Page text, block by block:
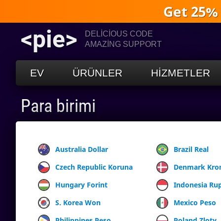
Get
<pie>
DELICIOUS CODE
AMAZING SUPPORT
EV ÜRÜNLER HIZMETLER
Para birimi
Australia Dollar Brazil Real
Czech Republic Koruna
Denmark
Hungary Forint
Indonesia
S. Korea Won
Mexico Peso